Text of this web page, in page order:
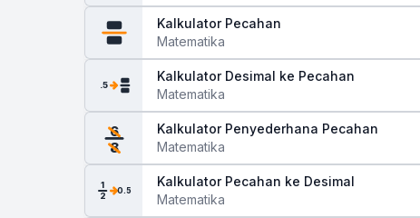
Kalkulator Pecahan
Matematika
.5
Kalkulator Desimal ke Pecahan
Matematika
6
8
Kalkulator Penyederhana Pecahan
Matematika
1
2 0.5
Kalkulator Pecahan ke Desimal
Matematika